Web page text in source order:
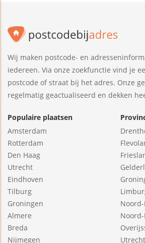
Wij maken postcode- en
iedereen. Via onze zoekfunctie vind je
postcode of straat bij het adres. Onze
regelmatig geactualiseerd en dekken
Populaire plaatsen
Amsterdam
Rotterdam
Den Haag
Utrecht
Eindhoven
Tilburg
Groningen
Almere
Breda
Nijmegen
Utrecht